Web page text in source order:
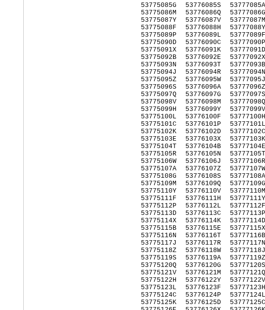
53775085G
53775086M
53775087Y
53775088F
53775089P
53775090D
53775091X
53775092B
53775093N
53775094J
53775095Z
53775096S
53775097Q
53775098V
53775099H
53775100L
53775101C
53775102K
53775103E
53775104T
53775105R
53775106W
53775107A
53775108G
53775109M
53775110Y
53775111F
53775112P
53775113D
53775114X
53775115B
53775116N
53775117J
53775118Z
53775119S
53775120Q
53775121V
53775122H
53775123L
53775124C
53775125K
53776085S
53776086Q
53776087V
53776088H
53776089L
53776090C
53776091K
53776092E
53776093T
53776094R
53776095W
53776096A
53776097G
53776098M
53776099Y
53776100F
53776101P
53776102D
53776103X
53776104B
53776105N
53776106J
53776107Z
53776108S
53776109Q
53776110V
53776111H
53776112L
53776113C
53776114K
53776115E
53776116T
53776117R
53776118W
53776119A
53776120G
53776121M
53776122Y
53776123F
53776124P
53776125D
53777085A
53777086G
53777087M
53777088Y
53777089F
53777090P
53777091D
53777092X
53777093B
53777094N
53777095J
53777096Z
53777097S
53777098Q
53777099V
53777100H
53777101L
53777102C
53777103K
53777104E
53777105T
53777106R
53777107W
53777108A
53777109G
53777110M
53777111Y
53777112F
53777113P
53777114D
53777115X
53777116B
53777117N
53777118J
53777119Z
53777120S
53777121Q
53777122V
53777123H
53777124L
53777125C